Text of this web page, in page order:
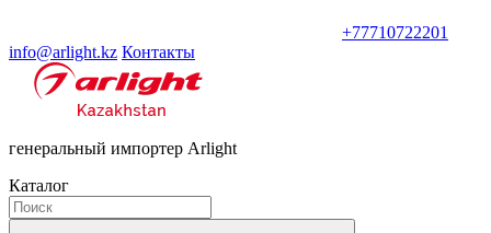
+77710722201
info@arlight.kz Контакты
генеральный импортер Arlight
Каталог